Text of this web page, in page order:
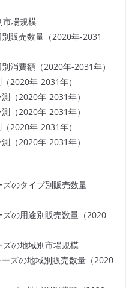
市場規模
販売数量（2020年-2031
消費額（2020年-2031年）
2020年-2031年）
（2020年-2031年）
（2020年-2031年）
2020年-2031年）
（2020年-2031年）
のタイプ別販売数量
の用途別販売数量（2020
の地域別市場規模
ズの地域別販売数量（2020